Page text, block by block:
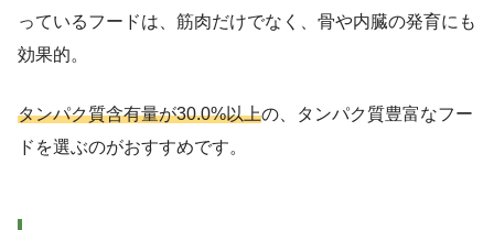
っているフードは、筋肉だけでなく、骨や内臓の発育にも
効果的。
タンパク質含有量が30.0%以上の、タンパク質豊富なフー
ドを選ぶのがおすすめです。